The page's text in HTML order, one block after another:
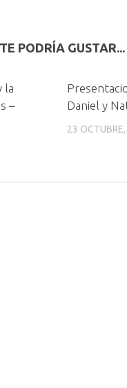
PODRÍA GUSTAR...
la
–
Daniel y
23